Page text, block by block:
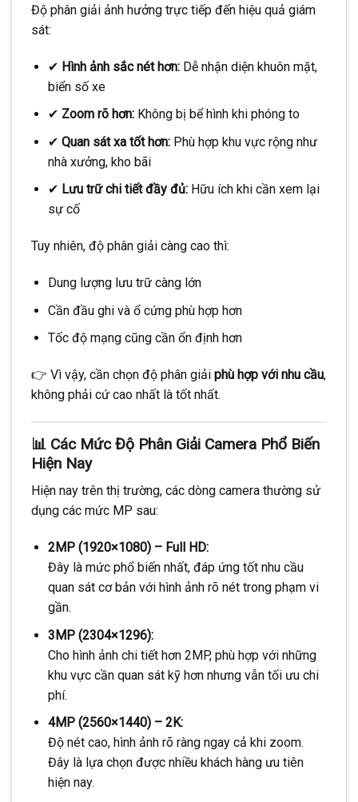
Độ phân giải ảnh hưởng trực tiếp đến hiệu quả giám
sát:
✔ Hình ảnh sắc nét hơn:Dễ nhận diện khuôn mặt,
biển số xe
✔ Zoom rõ hơn:Không bị bể hình khi phóng to
✔ Quan sát xa tốt hơn:Phù hợp khu vực rộng như
nhà xưởng, kho bãi
✔ Lưu trữ chi tiết đầy đủ:Hữu ích khi cần xem lại
sự cố
Tuy nhiên, độ phân giải càng cao thì:
Dung lượng lưu trữ càng lớn
Cần đầu ghi và ổ cứng phù hợp hơn
Tốc độ mạng cũng cần ổn định hơn
👉 Vì vậy, cần chọn độ phân giải phù hợp với nhu cầu,
không phải cứ cao nhất là tốt nhất.
📊 Các Mức Độ Phân Giải Camera Phổ Biến
Hiện Nay
Hiện nay trên thị trường, các dòng camera thường sử
dụng các mức MP sau:
2MP (1920×1080) – Full HD:
Đây là mức phổ biến nhất, đáp ứng tốt nhu cầu
quan sát cơ bản với hình ảnh rõ nét trong phạm vi
gần.
3MP (2304×1296):
Cho hình ảnh chi tiết hơn 2MP, phù hợp với những
khu vực cần quan sát kỹ hơn nhưng vẫn tối ưu chi
phí.
4MP (2560×1440) – 2K:
Độ nét cao, hình ảnh rõ ràng ngay cả khi zoom.
Đây là lựa chọn được nhiều khách hàng ưu tiên
hiện nay.